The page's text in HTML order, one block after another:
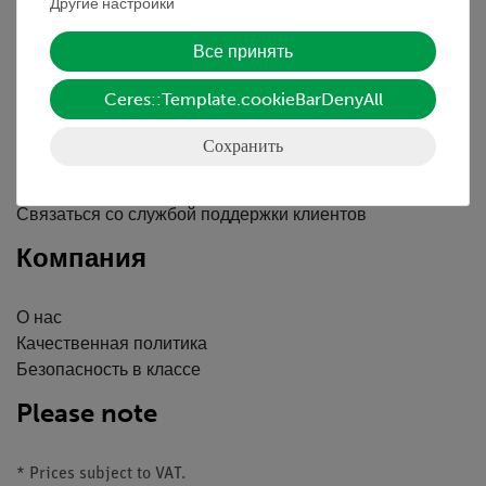
Вводные данные
Обслуживание
Краткий обзор услуг
Связаться со службой поддержки клиентов
Компания
О нас
Качественная политика
Безопасность в классе
Please note
* Prices subject to VAT.
Другие настройки
Все принять
Ceres::Template.cookieBarDenyAll
Сохранить